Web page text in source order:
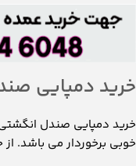
خرید دمپایی
خرید دمپایی صندل انگشتی
خوبی برخوردار می باشد.